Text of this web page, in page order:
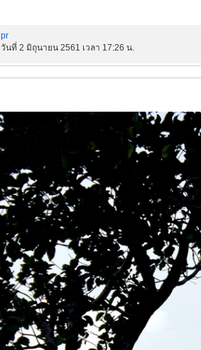
pr
วันที่ 2 มิถุนายน 2561 เวลา 17:26 น.